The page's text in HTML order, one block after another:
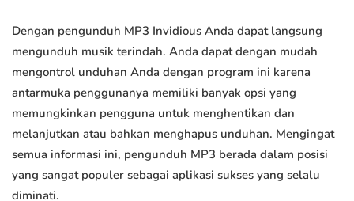
Dengan pengunduh MP3 Invidious Anda dapat langsung
mengunduh musik terindah. Anda dapat dengan mudah
mengontrol unduhan Anda dengan program ini karena
antarmuka penggunanya memiliki banyak opsi yang
memungkinkan pengguna untuk menghentikan dan
melanjutkan atau bahkan menghapus unduhan. Mengingat
semua informasi ini, pengunduh MP3 berada dalam posisi
yang sangat populer sebagai aplikasi sukses yang selalu
diminati.